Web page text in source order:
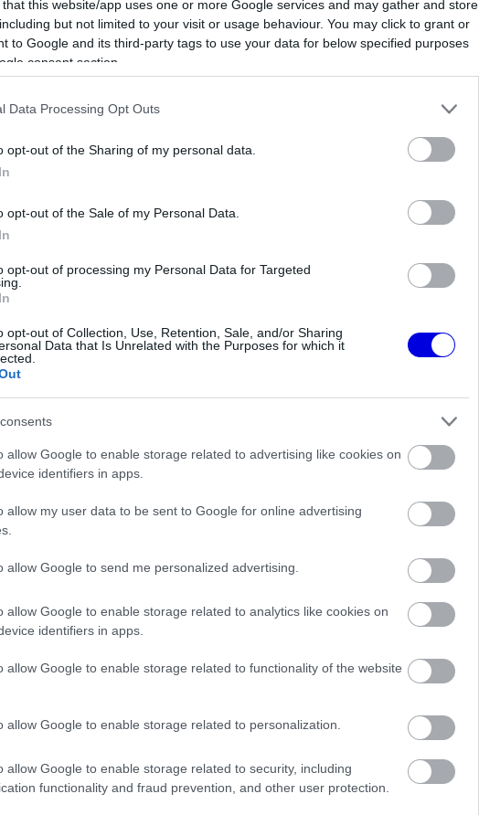
that this website/app uses one or more Google services and may gather and store
but not limited to your visit or usage behaviour. You may click to grant or
to Google and its third-party tags to use your data for below specified purposes
consent section.
Data Processing Opt Outs
opt-out of the Sharing of my personal data.
opt-out of the Sale of my Personal Data.
opt-out of processing my Personal Data for Targeted
opt-out of Collection, Use, Retention, Sale, and/or Sharing
Data that Is Unrelated with the Purposes for which it
allow Google to enable storage related to advertising like cookies on
identifiers in apps.
allow my user data to be sent to Google for online advertising
allow Google to send me personalized advertising.
allow Google to enable storage related to analytics like cookies on
identifiers in apps.
allow Google to enable storage related to functionality of the website
allow Google to enable storage related to personalization.
allow Google to enable storage related to security, including
functionality and fraud prevention, and other user protection.
alkalommal idiótának éreztük
Mi számítógépek előtt ültünk, miközben ő
a dolgokat, mint a többiek. Vannak
neked.”
nem
szurkol
trükkjén és elárulta a távozási
pletykák valódi okát
Verstappennek szerinte
mint Leclerc-nek, Sainz remek
is erős versenyzőnek tartotta a
kiváló fiatal versenyző előtt jár jelenleg.
az önbizalma, de ehhez hozzátartozik,
míg Charles a Ferrarinál ezt nem